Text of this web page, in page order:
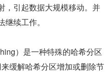
，引起数据大规模移动。并
续工作。
）是一种特殊的哈希分区
缓解哈希分区增加或删除节